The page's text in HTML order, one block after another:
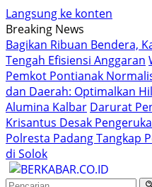
Langsung ke konten
Breaking News
Bagikan Ribuan Bendera,
Tengah Efisiensi Anggaran
Pemkot Pontianak
dan Daerah: Optimalkan
Alumina Kalbar Darurat
Krisantus Desak
Polresta Padang Tangkap
di Solok